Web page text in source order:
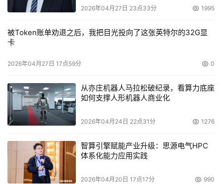
2026年04月27日 23点33分 1995
被Token账单劝退之后，我把目光投向了这张英特尔的32G显
卡
2026年04月27日 17点59分 0
从亦庄机器人马拉松破纪录，看算力底座
如何支撑人形机器人商业化
2026年04月24日 22点31分 1276
智算引擎赋能产业升级：思源电气HPC
体系化能力应用实践
2026年04月20日 17点17分 990